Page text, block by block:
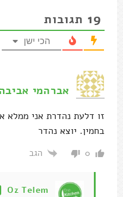
19 תגובות
הכי ישן
אברהמי אביבה
זו דלעת נהדרת אני ממלא
בחמין. יוצא נהדר
0 הגב
Oz Telem